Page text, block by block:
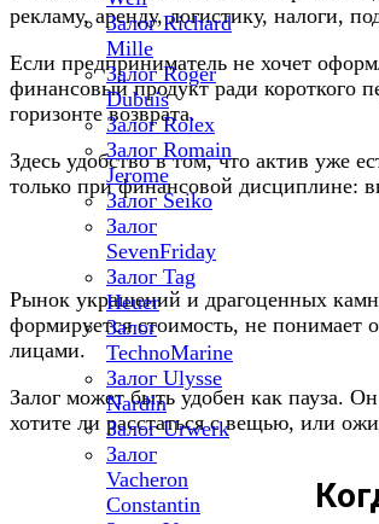
Залог Richard
Mille
Залог Roger
Dubuis
Залог Rolex
Залог Romain
Jerome
Залог Seiko
Залог
SevenFriday
Залог Tag
Heuer
Залог
TechnoMarine
Залог Ulysse
Nardin
Залог Urwerk
Залог
Vacheron
Constantin
рекламу, аренду, логистику, налоги,
Если предприниматель не хочет
финансовый продукт ради короткого
горизонте возврата.
Здесь удобство в том, что актив уже
только при финансовой дисциплине:
Рынок украшений и драгоценных
формируется стоимость, не
лицами.
Залог может быть удобен как пауза.
хотите ли расстаться с вещью, или